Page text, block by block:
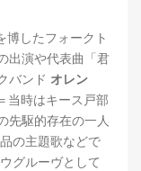
博したフォークト
出演や代表曲「君
バンド オレン
当時はキース戸部
先駆的存在の一人
の主題歌などで
グルーヴとして